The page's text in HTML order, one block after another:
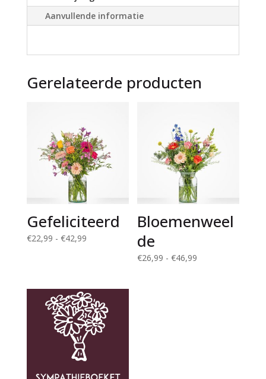
i
Aanvullende informatie
Gerelateerde producten
Gefeliciteerd
€22,99 - €42,99Prijsklasse:
Bloemenweel
de
€26,99 - €46,99